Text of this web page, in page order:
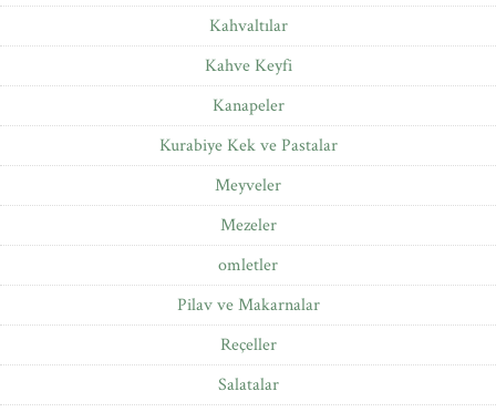
Kahvaltılar
Kahve Keyfi
Kanapeler
Kurabiye Kek ve Pastalar
Meyveler
Mezeler
omletler
Pilav ve Makarnalar
Reçeller
Salatalar